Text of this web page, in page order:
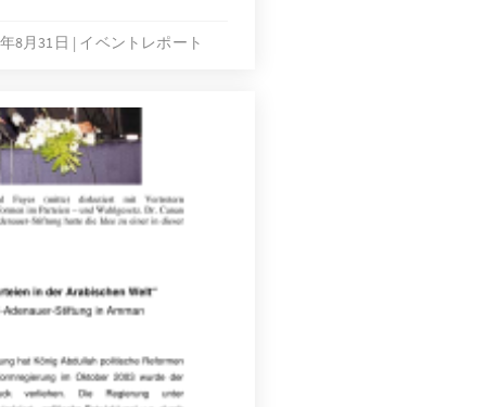
8月31日 イベントレポート